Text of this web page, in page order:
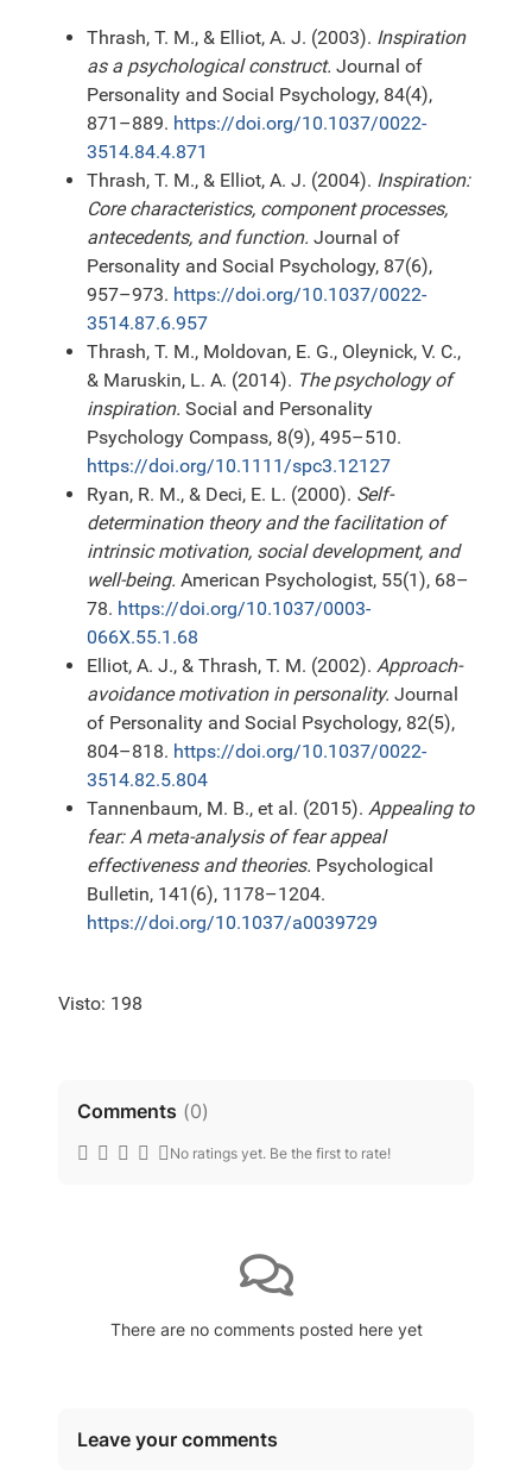
Thrash, T. M., & Elliot, A. J. (2003). Inspiration
as a psychological construct. Journal of
Personality and Social Psychology, 84(4),
871–889. https://doi.org/10.1037/0022-
3514.84.4.871
Thrash, T. M., & Elliot, A. J. (2004). Inspiration:
Core characteristics, component processes,
antecedents, and function. Journal of
Personality and Social Psychology, 87(6),
957–973. https://doi.org/10.1037/0022-
3514.87.6.957
Thrash, T. M., Moldovan, E. G., Oleynick, V. C.,
& Maruskin, L. A. (2014). The psychology of
inspiration. Social and Personality
Psychology Compass, 8(9), 495–510.
https://doi.org/10.1111/spc3.12127
Ryan, R. M., & Deci, E. L. (2000). Self-
determination theory and the facilitation of
intrinsic motivation, social development, and
well-being. American Psychologist, 55(1), 68–
78. https://doi.org/10.1037/0003-
066X.55.1.68
Elliot, A. J., & Thrash, T. M. (2002). Approach-
avoidance motivation in personality. Journal
of Personality and Social Psychology, 82(5),
804–818. https://doi.org/10.1037/0022-
3514.82.5.804
Tannenbaum, M. B., et al. (2015). Appealing to
fear: A meta-analysis of fear appeal
effectiveness and theories. Psychological
Bulletin, 141(6), 1178–1204.
https://doi.org/10.1037/a0039729
Visto: 198
Comments (0)
No ratings yet. Be the first to rate!
There are no comments posted here yet
Leave your comments